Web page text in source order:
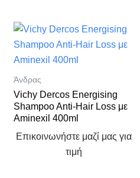
Άνδρας
Vichy Dercos Energising
Shampoo Anti-Hair Loss με
Aminexil 400ml
Επικοινωνήστε μαζί μας για
τιμή